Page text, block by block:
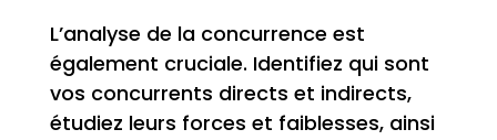
L’analyse de la concurrence est
également cruciale. Identifiez qui sont
vos concurrents directs et indirects,
étudiez leurs forces et faiblesses, ainsi